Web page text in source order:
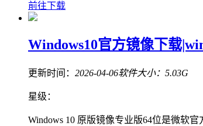
前往下载
Windows10官方镜像下载
更新时间： 2026-04-06软件大小： 5.03G
星级：
Windows 10 原版镜像专业版64位是微软